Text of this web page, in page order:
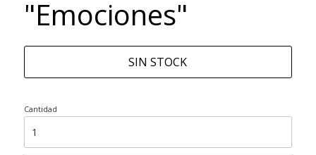
"Emociones"
SIN STOCK
Cantidad